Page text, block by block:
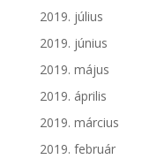
2019. július
2019. június
2019. május
2019. április
2019. március
2019. február